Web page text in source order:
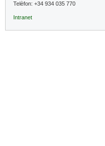
Telèfon: +34 934 035 770
Intranet